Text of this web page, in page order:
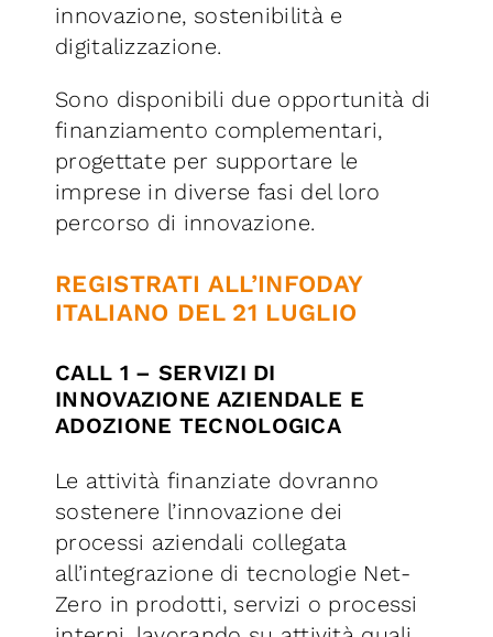
innovazione, sostenibilità e
digitalizzazione.
Sono disponibili due opportunità di
finanziamento complementari,
progettate per supportare le
imprese in diverse fasi del loro
percorso di innovazione.
REGISTRATI ALL’INFODAY
ITALIANO DEL 21 LUGLIO
CALL 1 – SERVIZI DI
INNOVAZIONE AZIENDALE E
ADOZIONE TECNOLOGICA
Le attività finanziate dovranno
sostenere l’innovazione dei
processi aziendali collegata
all’integrazione di tecnologie Net-
Zero in prodotti, servizi o processi